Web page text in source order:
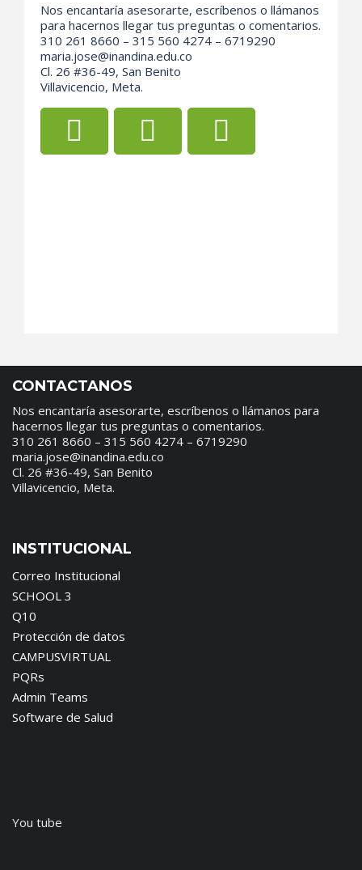
Nos encantaría asesorarte, escríbenos o llámanos
para hacernos llegar tus preguntas o comentarios.
310 261 8660 – 315 560 4274 – 6719290
maria.jose@inandina.edu.co
Cl. 26 #36-49, San Benito
Villavicencio, Meta.
CONTACTANOS
Nos encantaría asesorarte, escríbenos o llámanos para
hacernos llegar tus preguntas o comentarios.
310 261 8660 – 315 560 4274 – 6719290
maria.jose@inandina.edu.co
Cl. 26 #36-49, San Benito
Villavicencio, Meta.
INSTITUCIONAL
Correo Institucional
SCHOOL 3
Q10
Protección de datos
CAMPUSVIRTUAL
PQRs
Admin Teams
Software de Salud
You tube